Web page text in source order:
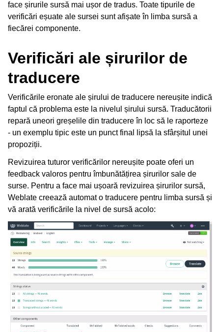
face șirurile sursă mai ușor de tradus. Toate tipurile de
verificări eșuate ale sursei sunt afișate în limba sursă a
fiecărei componente.
Verificări ale șirurilor de
traducere
Verificările eronate ale șirului de traducere nereușite indică
faptul că problema este la nivelul șirului sursă. Traducătorii
repară uneori greșelile din traducere în loc să le raporteze
- un exemplu tipic este un punct final lipsă la sfârșitul unei
propoziții.
Revizuirea tuturor verificărilor nereușite poate oferi un
feedback valoros pentru îmbunătățirea șirurilor sale de
surse. Pentru a face mai ușoară revizuirea șirurilor sursă,
Weblate creează automat o traducere pentru limba sursă și
vă arată verificările la nivel de sursă acolo: